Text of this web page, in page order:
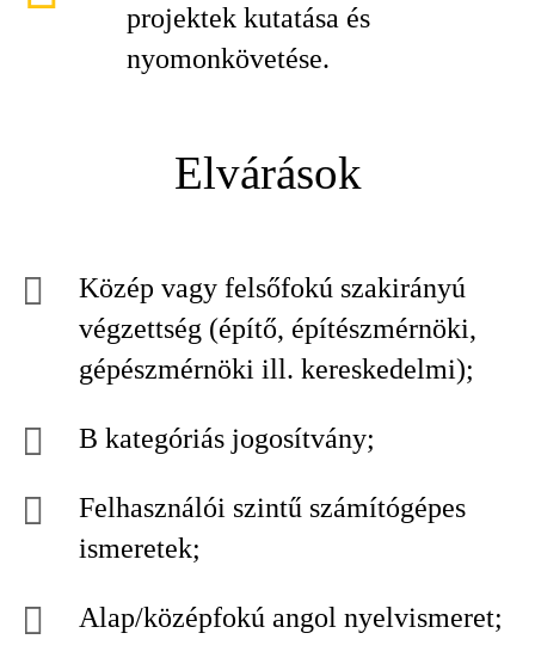
projektek kutatása és
nyomonkövetése.
Elvárások
Közép vagy felsőfokú szakirányú
végzettség (építő, építészmérnöki,
gépészmérnöki ill. kereskedelmi);
B kategóriás jogosítvány;
Felhasználói szintű számítógépes
ismeretek;
Alap/középfokú angol nyelvismeret;